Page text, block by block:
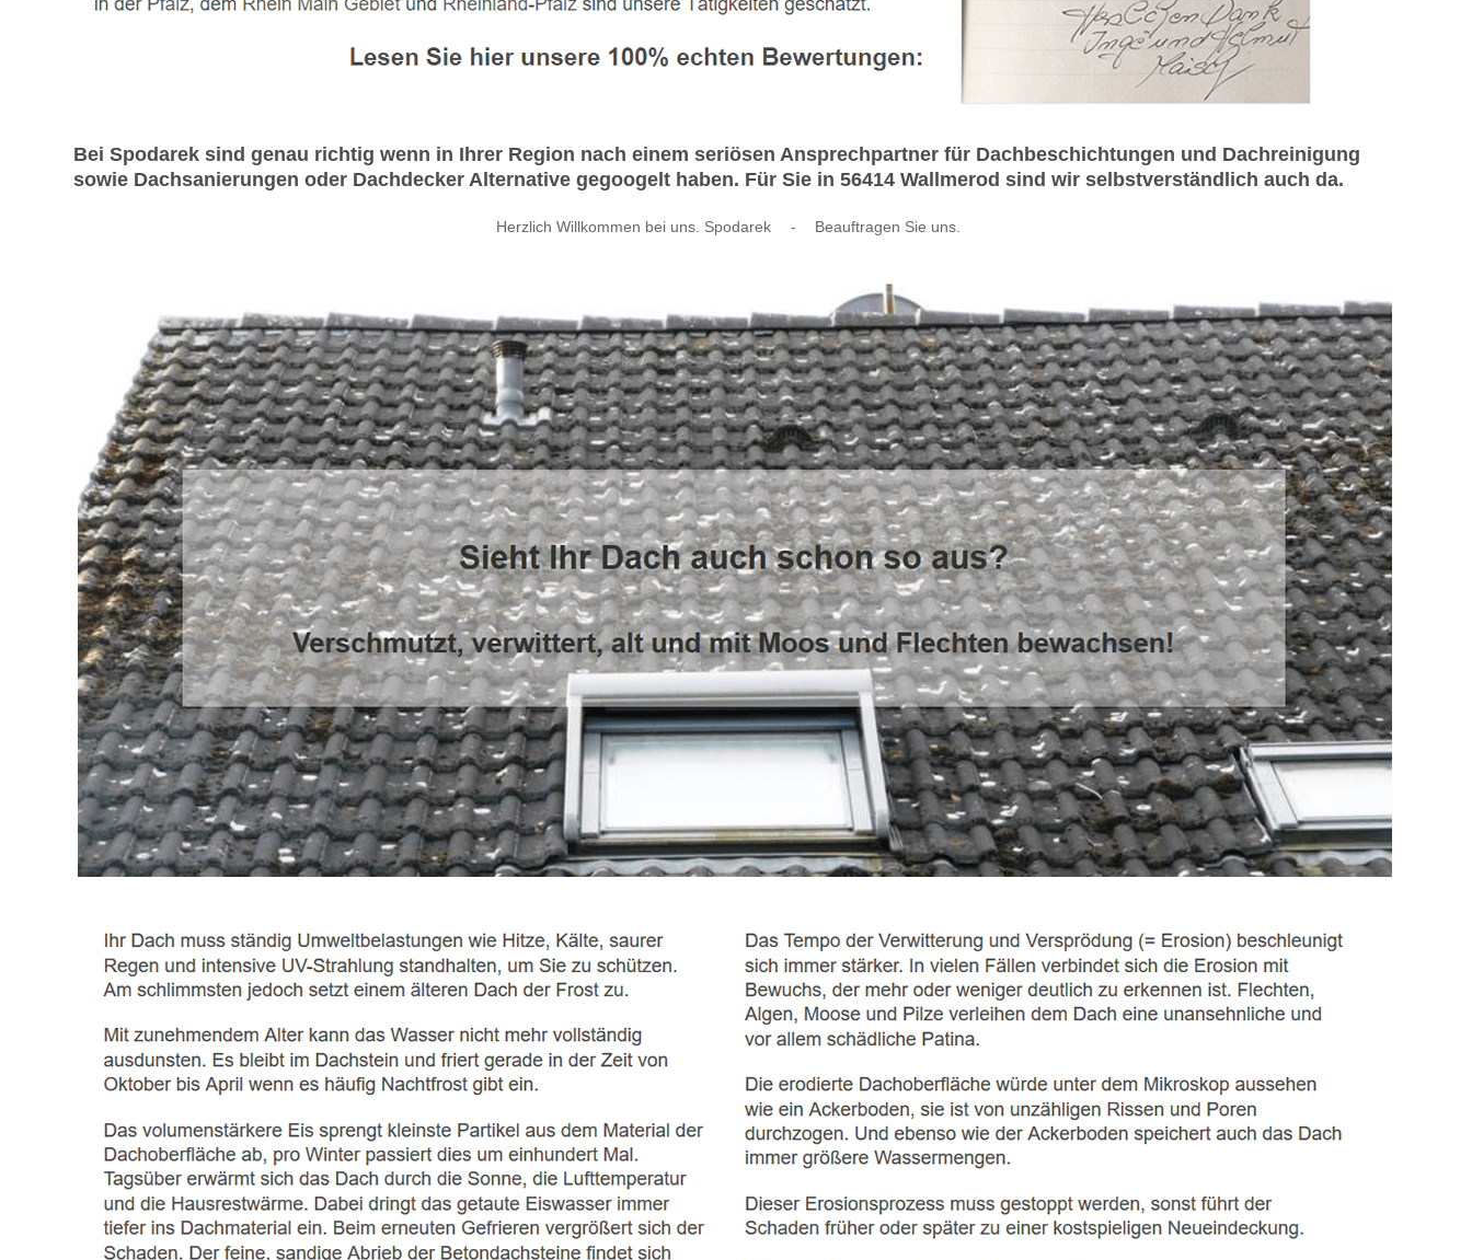
Bei Spodarek sind genau richtig wenn in Ihrer Region nach einem seriösen Ansprechpartner für Dachbeschichtungen und Dachreinigung
sowie Dachsanierungen oder Dachdecker Alternative gegoogelt haben. Für Sie in 56414 Wallmerod sind wir selbstverständlich auch da.
Herzlich Willkommen bei uns. Spodarek - Beauftragen Sie uns.